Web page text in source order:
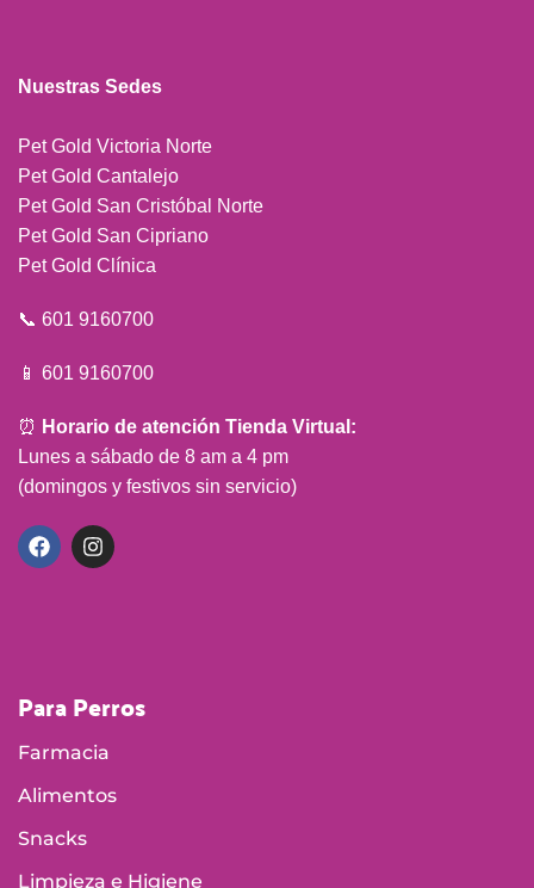
Nuestras Sedes
Pet Gold Victoria Norte
Pet Gold Cantalejo
Pet Gold San Cristóbal Norte
Pet Gold San Cipriano
Pet Gold Clínica
📞 601 9160700
📱 601 9160700
⏰ Horario de atención Tienda Virtual:
Lunes a sábado de 8 am a 4 pm
(domingos y festivos sin servicio)
Para Perros
Farmacia
Alimentos
Snacks
Limpieza e Higiene